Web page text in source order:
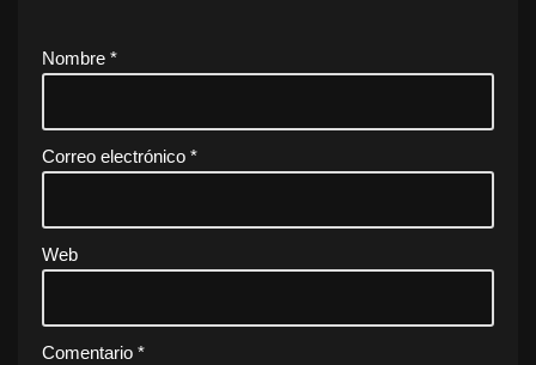
Nombre *
Correo electrónico *
Web
Comentario *